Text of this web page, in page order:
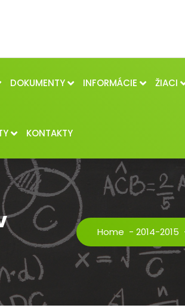
DOKUMENTY INFORMÁCIE ŽIACI
KONTAKTY
Home - 2014-2015